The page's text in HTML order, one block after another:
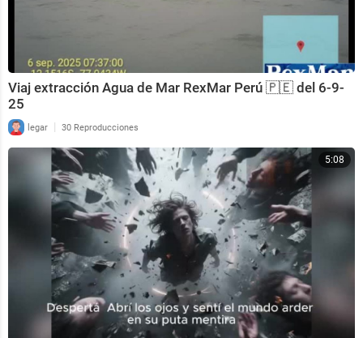
Viaj extracción Agua de Mar RexMar Perú 🇵🇪 del 6-9-
25
legar | 30 Reproducciones
5:08